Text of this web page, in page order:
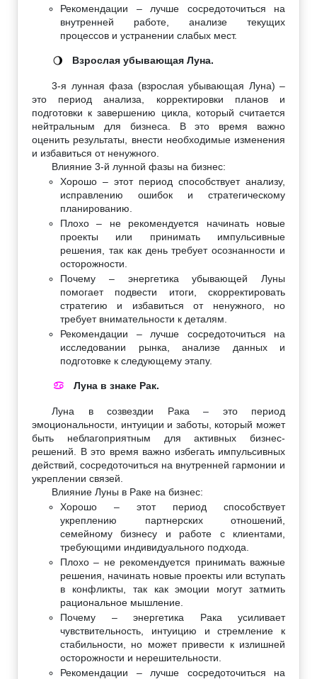
Рекомендации – лучше сосредоточиться на
внутренней работе, анализе текущих
процессов и устранении слабых мест.
🌖 Взрослая убывающая Луна.
3-я лунная фаза (взрослая убывающая Луна) –
это период анализа, корректировки планов и
подготовки к завершению цикла, который считается
нейтральным для бизнеса. В это время важно
оценить результаты, внести необходимые изменения
и избавиться от ненужного.
Влияние 3-й лунной фазы на бизнес:
Хорошо – этот период способствует анализу,
исправлению ошибок и стратегическому
планированию.
Плохо – не рекомендуется начинать новые
проекты или принимать импульсивные
решения, так как день требует осознанности и
осторожности.
Почему – энергетика убывающей Луны
помогает подвести итоги, скорректировать
стратегию и избавиться от ненужного, но
требует внимательности к деталям.
Рекомендации – лучше сосредоточиться на
исследовании рынка, анализе данных и
подготовке к следующему этапу.
♋ Луна в знаке Рак.
Луна в созвездии Рака – это период
эмоциональности, интуиции и заботы, который может
быть неблагоприятным для активных бизнес-
решений. В это время важно избегать импульсивных
действий, сосредоточиться на внутренней гармонии и
укреплении связей.
Влияние Луны в Раке на бизнес:
Хорошо – этот период способствует
укреплению партнерских отношений,
семейному бизнесу и работе с клиентами,
требующими индивидуального подхода.
Плохо – не рекомендуется принимать важные
решения, начинать новые проекты или вступать
в конфликты, так как эмоции могут затмить
рациональное мышление.
Почему – энергетика Рака усиливает
чувствительность, интуицию и стремление к
стабильности, но может привести к излишней
осторожности и нерешительности.
Рекомендации – лучше сосредоточиться на